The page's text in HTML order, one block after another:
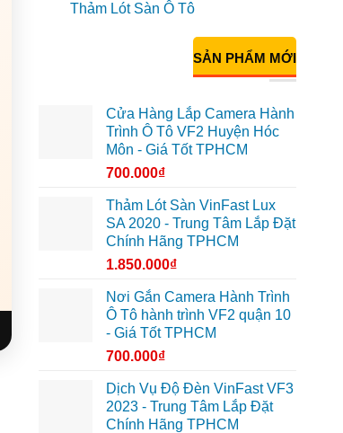
Thảm Lót Sàn Ô Tô
SẢN PHẨM MỚI
Cửa Hàng Lắp Camera Hành
Trình Ô Tô VF2 Huyện Hóc
Môn - Giá Tốt TPHCM
700.000₫
Thảm Lót Sàn VinFast Lux
SA 2020 - Trung Tâm Lắp Đặt
Chính Hãng TPHCM
1.850.000₫
Nơi Gắn Camera Hành Trình
Ô Tô hành trình VF2 quận 10
- Giá Tốt TPHCM
700.000₫
Dịch Vụ Độ Đèn VinFast VF3
2023 - Trung Tâm Lắp Đặt
Chính Hãng TPHCM